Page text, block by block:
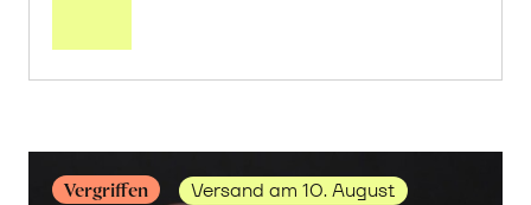
Mango
Vergriffen Versand am 10. August